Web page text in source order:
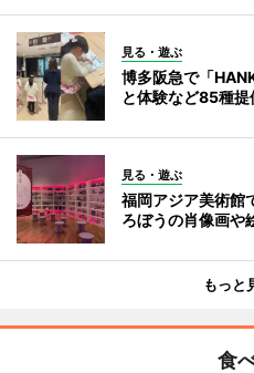
見る・遊ぶ
博多阪急で「
と体験など85種提
見る・遊ぶ
福岡アジア美術
ろぼうの肖像画や
もっと
食